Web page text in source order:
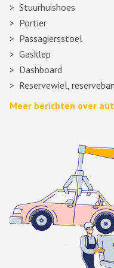
Stuurhuishoes
Portier
Passagiersstoel
Gasklep
Dashboard
Reservewiel,
Meer berichten over